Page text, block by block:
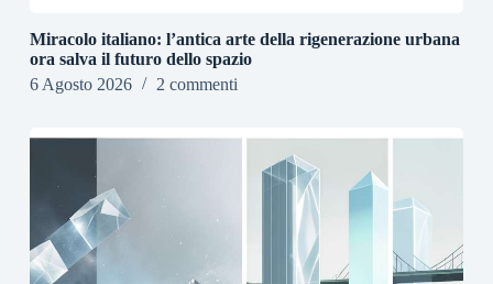
Miracolo italiano: l’antica arte della rigenerazione urbana
ora salva il futuro dello spazio
6 Agosto 2026
2 commenti